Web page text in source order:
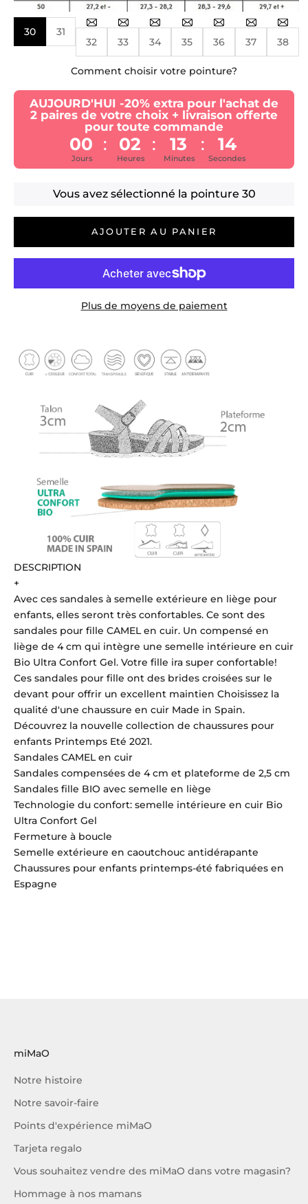
30
31
32
33 34 35 36 37 38
Comment choisir votre pointure?
AUJOURD'HUI -20% extra pour l'achat de
2 paires de votre choix + livraison offerte
pour toute commande
00 : 02 : 13 : 14
Jours Heures Minutes Secondes
Vous avez sélectionné la pointure 30
AJOUTER AU PANIER
Plus de moyens de paiement
DESCRIPTION
+
Avec ces sandales à semelle extérieure en liège pour
enfants, elles seront très confortables. Ce sont des
sandales pour fille CAMEL en cuir. Un compensé en
liège de 4 cm qui intègre une semelle intérieure en cuir
Bio Ultra Confort Gel. Votre fille ira super confortable!
Ces sandales pour fille ont des brides croisées sur le
devant pour offrir un excellent maintien Choisissez la
qualité d'une chaussure en cuir Made in Spain.
Découvrez la nouvelle collection de chaussures pour
enfants Printemps Eté 2021.
Sandales CAMEL en cuir
Sandales compensées de 4 cm et plateforme de 2,5 cm
Sandales fille BIO avec semelle en liège
Technologie du confort: semelle intérieure en cuir Bio
Ultra Confort Gel
Fermeture à boucle
Semelle extérieure en caoutchouc antidérapante
Chaussures pour enfants printemps-été fabriquées en
Espagne
miMaO
Notre histoire
Notre savoir-faire
Points d'expérience miMaO
Tarjeta regalo
Vous souhaitez vendre des miMaO dans votre magasin?
Hommage à nos mamans